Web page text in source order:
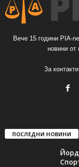
Вече 15 години PIA-
новини от
За
ПОСЛЕДНИ НОВИНИ